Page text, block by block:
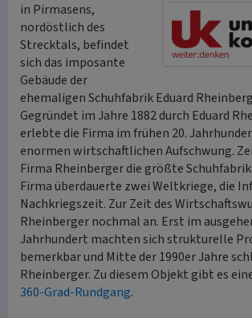
in Pirmasens,
nordöstlich des
Strecktals, befindet
sich das imposante
Gebäude der
ehemaligen Schuhfabrik Eduard
Gegründet im Jahre 1882 durch Eduard
erlebte die Firma im frühen 20.
enormen wirtschaftlichen Aufschwung.
Firma Rheinberger die größte Schuhfabrik
Firma überdauerte zwei Weltkriege, die
Nachkriegszeit. Zur Zeit des
Rheinberger nochmal an. Erst im
Jahrhundert machten sich strukturelle
bemerkbar und Mitte der 1990er Jahre
Rheinberger. Zu diesem Objekt gibt es
360-Grad-Rundgang.